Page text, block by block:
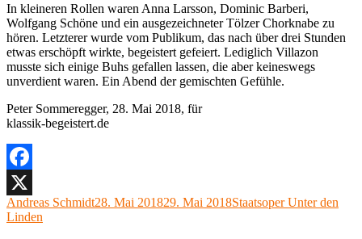
In kleineren Rollen waren Anna Larsson, Dominic Barberi,
Wolfgang Schöne und ein ausgezeichneter Tölzer Chorknabe zu
hören. Letzterer wurde vom Publikum, das nach über drei Stunden
etwas erschöpft wirkte, begeistert gefeiert. Lediglich Villazon
musste sich einige Buhs gefallen lassen, die aber keineswegs
unverdient waren. Ein Abend der gemischten Gefühle.
Peter Sommeregger, 28. Mai 2018, für
klassik-begeistert.de
Facebook
X
Autor
Andreas SchmidtVeröffentlicht
28. Mai 201829. Mai 2018Kategorien
Staatsoper Unter den
Linden